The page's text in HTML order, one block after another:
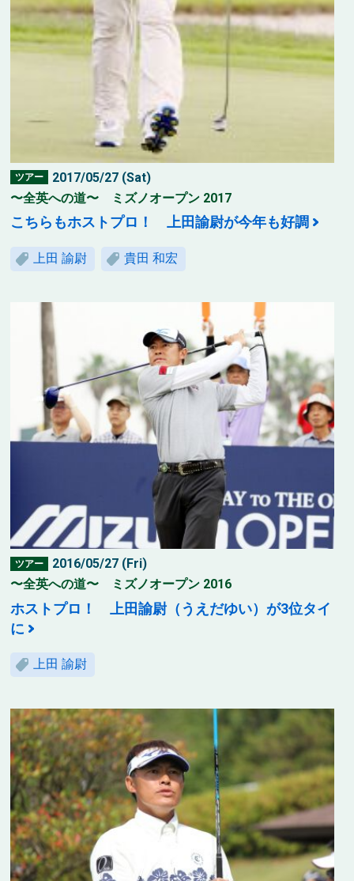
ツアー
2017/05/27 (Sat)
〜全英への道〜 ミズノオープン 2017
こちらもホストプロ！ 上田諭尉が今年も好調
上田 諭尉 貴田 和宏
ツアー
2016/05/27 (Fri)
〜全英への道〜 ミズノオープン 2016
ホストプロ！ 上田諭尉（うえだゆい）が3位タイ
に
上田 諭尉